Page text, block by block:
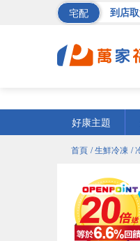
宅配 到店
好康主題
首頁 / 生鮮冷凍 /